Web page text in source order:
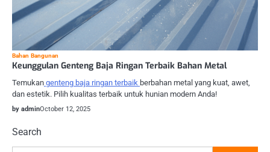
Bahan Bangunan
Keunggulan Genteng Baja Ringan Terbaik Bahan Metal
Temukan genteng baja ringan terbaik berbahan metal yang kuat, awet,
dan estetik. Pilih kualitas terbaik untuk hunian modern Anda!
by adminOctober 12, 2025
Search